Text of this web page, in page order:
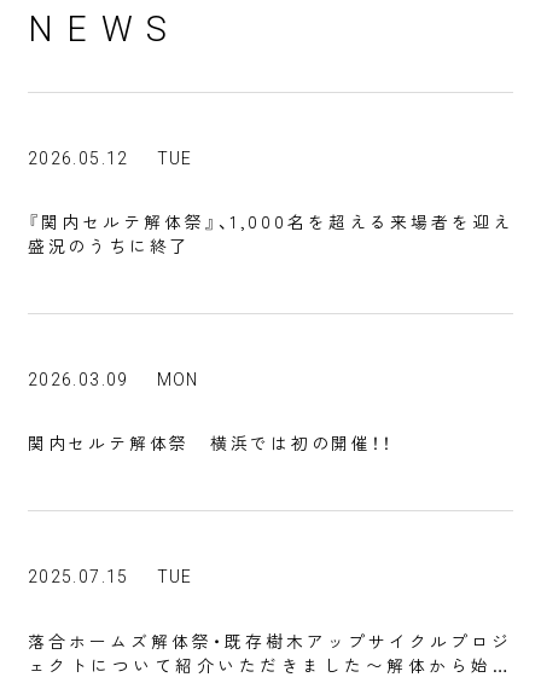
NEWS
2026.05.12 TUE
『関内セルテ解体祭』、1,000名を超える来場者を迎え
盛況のうちに終了
2026.03.09 MON
関内セルテ解体祭 横浜では初の開催！！
2025.07.15 TUE
落合ホームズ解体祭・既存樹木アップサイクルプロジ
ェクトについて紹介いただきました〜解体から始ま